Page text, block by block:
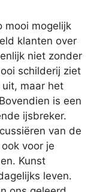
mooi mogelijk
klanten over
niet zonder
schilderij ziet
maar het
is een
ijsbreker.
van de
voor je
Kunst
leven.